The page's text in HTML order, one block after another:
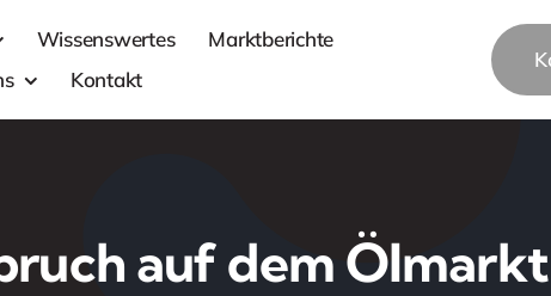
Wissenswertes
Marktberichte
Kontakt
auf dem Ölmarkt